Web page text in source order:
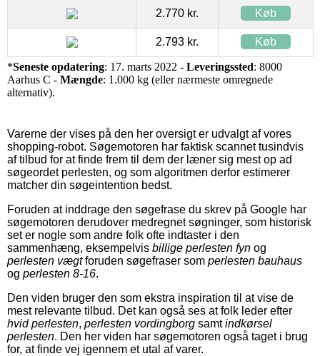
2.770 kr. Køb
2.793 kr. Køb
*Seneste opdatering: 17. marts 2022 - Leveringssted: 8000
Aarhus C - Mængde: 1.000 kg (eller nærmeste omregnede
alternativ).
Varerne der vises på den her oversigt er udvalgt af vores
shopping-robot. Søgemotoren har faktisk scannet tusindvis
af tilbud for at finde frem til dem der læner sig mest op ad
søgeordet perlesten, og som algoritmen derfor estimerer
matcher din søgeintention bedst.
Foruden at inddrage den søgefrase du skrev på Google har
søgemotoren derudover medregnet søgninger, som historisk
set er nogle som andre folk ofte indtaster i den
sammenhæng, eksempelvis billige perlesten fyn og
perlesten vægtforuden søgefraser som perlesten bauhaus
og perlesten 8-16.
Den viden bruger den som ekstra inspiration til at vise de
mest relevante tilbud. Det kan også ses at folk leder efter
hvid perlesten, perlesten vordingborg samtindkørsel
perlesten. Den her viden har søgemotoren også taget i brug
for, at finde vej igennem et utal af varer.